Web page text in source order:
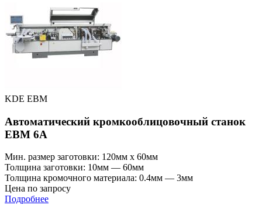
KDE EBM
Автоматический кромкооблицовочный станок
EBM 6А
Мин. размер заготовки: 120мм x 60мм
Толщина заготовки: 10мм — 60мм
Толщина кромочного материала: 0.4мм — 3мм
Цена по запросу
Подробнее